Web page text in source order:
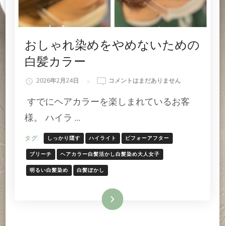
おしゃれ染めをやめないための
白髪カラー
2026年2月24日
お
ゃ
め
を
や
た
コメントはまだありません
すでにヘアカラーを楽しまれているお客
様。 ハイラ …
タグ: しっかり隠す ハイライト ビフォーアフター
ブリーチ ヘアカラー白髪活かし白髪染め大人女子
明るい白髪染め 白髪ぼかし
続きを読む